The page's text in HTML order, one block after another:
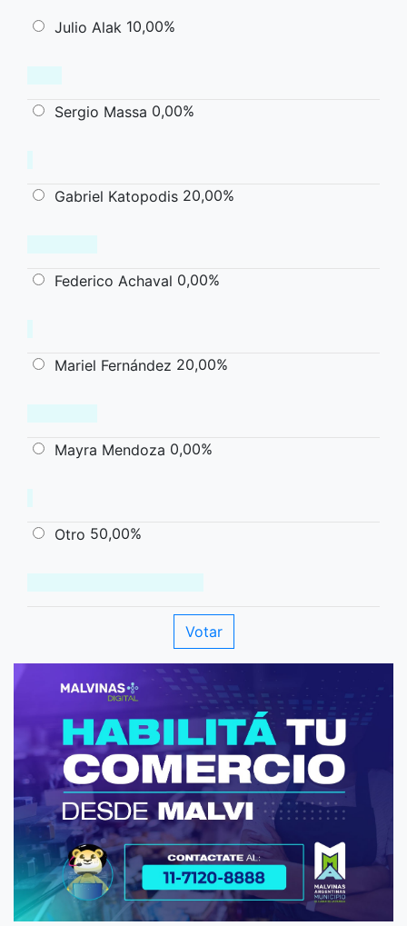
Julio Alak 10,00%
Sergio Massa 0,00%
Gabriel Katopodis 20,00%
Federico Achaval 0,00%
Mariel Fernández 20,00%
Mayra Mendoza 0,00%
Otro 50,00%